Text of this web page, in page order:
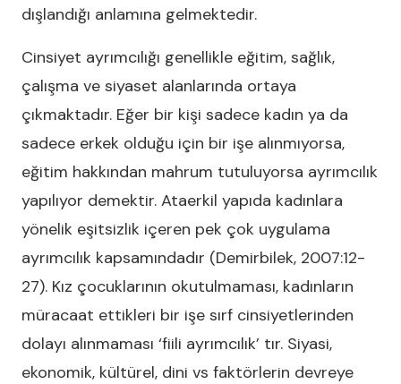
dışlandığı anlamına gelmektedir.
Cinsiyet ayrımcılığı genellikle eğitim, sağlık,
çalışma ve siyaset alanlarında ortaya
çıkmaktadır. Eğer bir kişi sadece kadın ya da
sadece erkek olduğu için bir işe alınmıyorsa,
eğitim hakkından mahrum tutuluyorsa ayrımcılık
yapılıyor demektir. Ataerkil yapıda kadınlara
yönelik eşitsizlik içeren pek çok uygulama
ayrımcılık kapsamındadır (Demirbilek, 2007:12-
27). Kız çocuklarının okutulmaması, kadınların
müracaat ettikleri bir işe sırf cinsiyetlerinden
dolayı alınmaması ‘fiili ayrımcılık’ tır. Siyasi,
ekonomik, kültürel, dini vs faktörlerin devreye